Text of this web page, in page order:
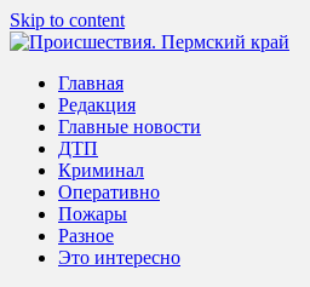
Skip to content
Происшествия. Пермский край
Актуальная информация о
Главная
Редакция
Главные новости
ДТП
Криминал
Оперативно
Пожары
Разное
Это интересно